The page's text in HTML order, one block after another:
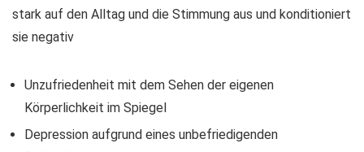
stark auf den Alltag und die Stimmung aus und konditioniert
sie negativ
Unzufriedenheit mit dem Sehen der eigenen
Körperlichkeit im Spiegel
Depression aufgrund eines unbefriedigenden